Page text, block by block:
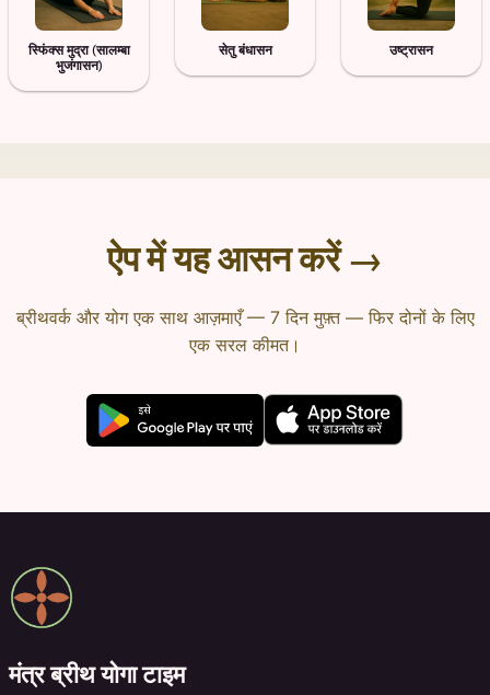
स्फिंक्स मुद्रा (सालम्बा
भुजंगासन)
सेतु बंधासन उष्ट्रासन
ऐप में यह आसन करें →
ब्रीथवर्क और योग एक साथ आज़माएँ — 7 दिन मुफ़्त — फिर दोनों के लिए
एक सरल कीमत।
मंत्र ब्रीथ योगा टाइम